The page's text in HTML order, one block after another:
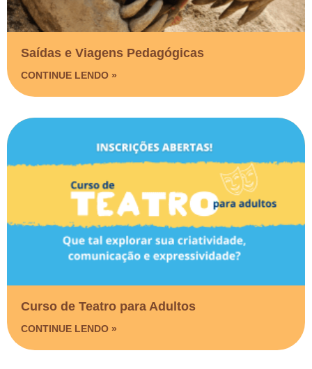
Saídas e Viagens Pedagógicas​
CONTINUE LENDO »
Curso de Teatro para Adultos
CONTINUE LENDO »